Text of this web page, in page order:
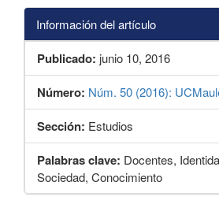
Información del artículo
Publicado: junio 10, 2016
Número: Núm. 50 (2016):
Sección: Estudios
Palabras clave: Docentes,
Sociedad, Conocimiento